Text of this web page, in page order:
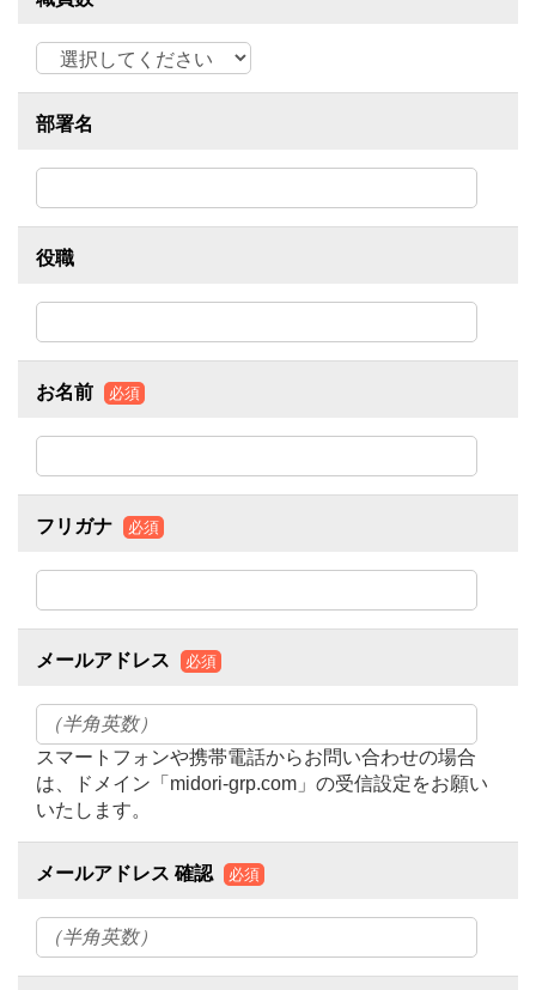
部署名
役職
お名前 必須
フリガナ 必須
メールアドレス 必須
スマートフォンや携帯電話からお問い合わせの場合
は、ドメイン「midori-grp.com」の受信設定をお願い
いたします。
メールアドレス 確認 必須